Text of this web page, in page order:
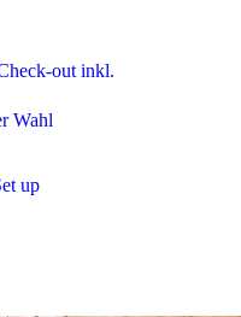
out inkl.
Wahl
up